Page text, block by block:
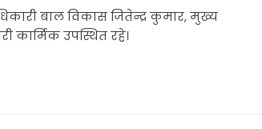
बाल विकास जितेन्द्र कुमार, मुख्य
कार्मिक उपस्थित रहे।